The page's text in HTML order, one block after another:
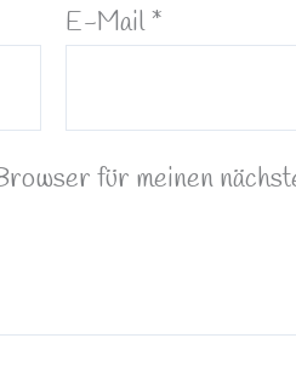
E-Mail*
für meinen